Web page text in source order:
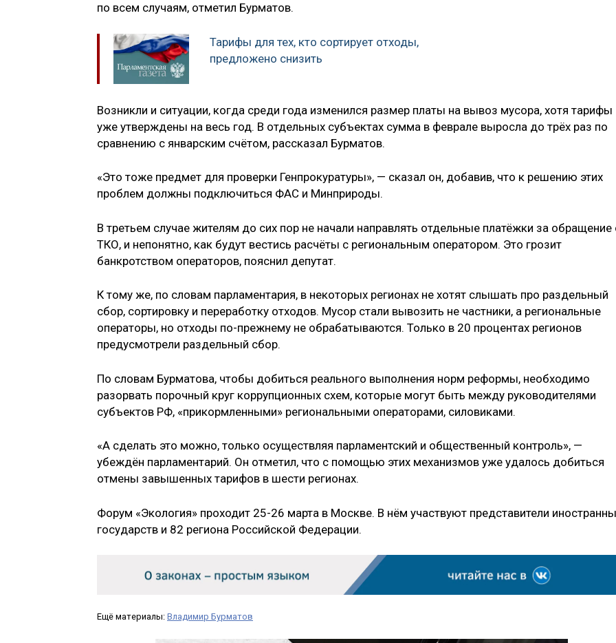
по всем случаям, отметил Бурматов.
Тарифы для тех, кто сортирует отходы,
предложено снизить
Возникли и ситуации, когда среди года изменился размер платы на вывоз мусора, хотя тарифы
уже утверждены на весь год. В отдельных субъектах сумма в феврале выросла до трёх раз по
сравнению с январским счётом, рассказал Бурматов.
«Это тоже предмет для проверки Генпрокуратуры», — сказал он, добавив, что к решению этих
проблем должны подключиться ФАС и Минприроды.
В третьем случае жителям до сих пор не начали направлять отдельные платёжки за обращение
ТКО, и непонятно, как будут вестись расчёты с региональным оператором. Это грозит
банкротством операторов, пояснил депутат.
К тому же, по словам парламентария, в некоторых регионах не хотят слышать про раздельный
сбор, сортировку и переработку отходов. Мусор стали вывозить не частники, а региональные
операторы, но отходы по-прежнему не обрабатываются. Только в 20 процентах регионов
предусмотрели раздельный сбор.
По словам Бурматова, чтобы добиться реального выполнения норм реформы, необходимо
разорвать порочный круг коррупционных схем, которые могут быть между руководителями
субъектов РФ, «прикормленными» региональными операторами, силовиками.
«А сделать это можно, только осуществляя парламентский и общественный контроль», —
убеждён парламентарий. Он отметил, что с помощью этих механизмов уже удалось добиться
отмены завышенных тарифов в шести регионах.
Форум «Экология» проходит 25-26 марта в Москве. В нём участвуют представители
государств и 82 региона Российской Федерации.
Ещё материалы: Владимир Бурматов